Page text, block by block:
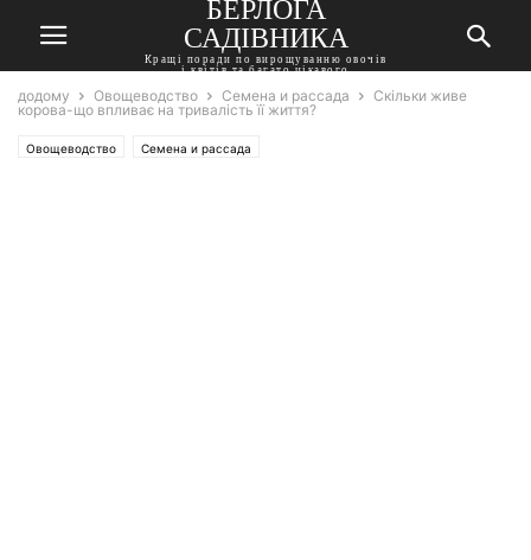
БЕРЛОГА
САДІВНИКА
Кращі поради по вирощуванню овочів
і квітів та багато цікавого
додому Овощеводство Семена и рассада
Скільки живе
корова-що впливає на тривалість її життя?
Овощеводство Семена и рассада